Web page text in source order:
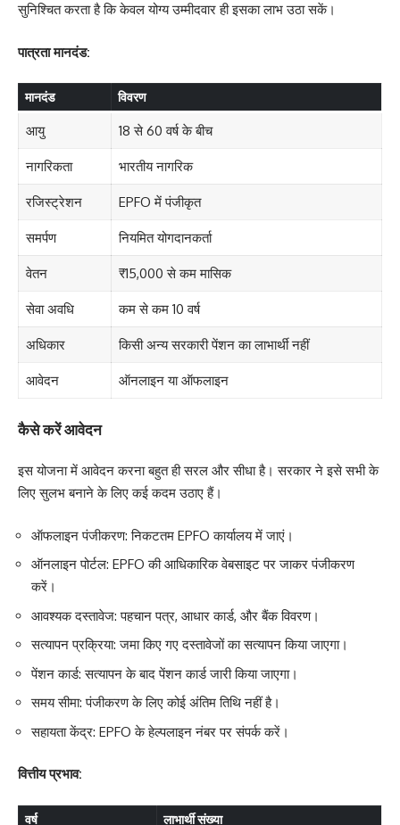
सुनिश्चित करता है कि केवल योग्य उम्मीदवार ही इसका लाभ उठा सकें।
पात्रता मानदंड:
मानदंड विवरण
आयु 18 से 60 वर्ष के बीच
नागरिकता भारतीय नागरिक
रजिस्ट्रेशन EPFO में पंजीकृत
समर्पण नियमित योगदानकर्ता
वेतन ₹15,000 से कम मासिक
सेवा अवधि कम से कम 10 वर्ष
अधिकार किसी अन्य सरकारी पेंशन का लाभार्थी नहीं
आवेदन ऑनलाइन या ऑफलाइन
कैसे करें आवेदन
इस योजना में आवेदन करना बहुत ही सरल और सीधा है। सरकार ने इसे सभी के
लिए सुलभ बनाने के लिए कई कदम उठाए हैं।
ऑफलाइन पंजीकरण: निकटतम EPFO कार्यालय में जाएं।
ऑनलाइन पोर्टल: EPFO की आधिकारिक वेबसाइट पर जाकर पंजीकरण
करें।
आवश्यक दस्तावेज: पहचान पत्र, आधार कार्ड, और बैंक विवरण।
सत्यापन प्रक्रिया: जमा किए गए दस्तावेजों का सत्यापन किया जाएगा।
पेंशन कार्ड: सत्यापन के बाद पेंशन कार्ड जारी किया जाएगा।
समय सीमा: पंजीकरण के लिए कोई अंतिम तिथि नहीं है।
सहायता केंद्र: EPFO के हेल्पलाइन नंबर पर संपर्क करें।
वित्तीय प्रभाव:
वर्ष लाभार्थी संख्या